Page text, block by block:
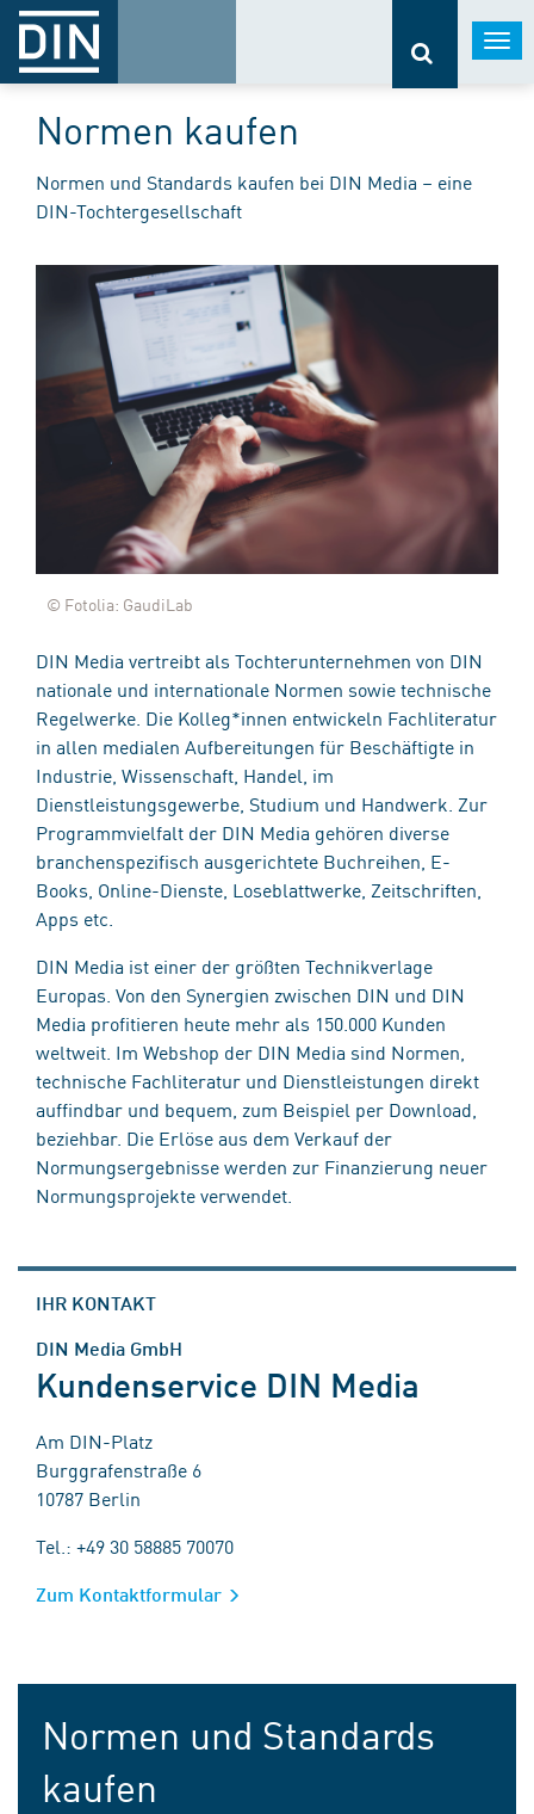
Normen kaufen
Normen und Standards kaufen bei DIN Media – eine
DIN-Tochtergesellschaft
© Fotolia: GaudiLab
DIN Media vertreibt als Tochterunternehmen von DIN
nationale und internationale Normen sowie technische
Regelwerke. Die Kolleg*innen entwickeln Fachliteratur
in allen medialen Aufbereitungen für Beschäftigte in
Industrie, Wissenschaft, Handel, im
Dienstleistungsgewerbe, Studium und Handwerk. Zur
Programmvielfalt der DIN Media gehören diverse
branchenspezifisch ausgerichtete Buchreihen, E-
Books, Online-Dienste, Loseblattwerke, Zeitschriften,
Apps etc.
DIN Media ist einer der größten Technikverlage
Europas. Von den Synergien zwischen DIN und DIN
Media profitieren heute mehr als 150.000 Kunden
weltweit. Im Webshop der DIN Media sind Normen,
technische Fachliteratur und Dienstleistungen direkt
auffindbar und bequem, zum Beispiel per Download,
beziehbar. Die Erlöse aus dem Verkauf der
Normungsergebnisse werden zur Finanzierung neuer
Normungsprojekte verwendet.
IHR KONTAKT
DIN Media GmbH
Kundenservice DIN Media
Am DIN-Platz
Burggrafenstraße 6
10787 Berlin
Tel.: +49 30 58885 70070
Zum Kontaktformular
Normen und Standards
kaufen